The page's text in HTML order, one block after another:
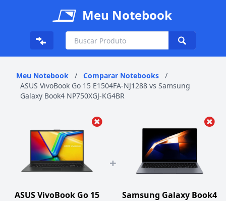
Meu Notebook
Meu Notebook / Comparar Notebooks
/
ASUS VivoBook Go 15 E1504FA-NJ1288 vs Samsung
Galaxy Book4 NP750XGJ-KG4BR
ASUS VivoBook Go 15
+
Samsung Galaxy Book4